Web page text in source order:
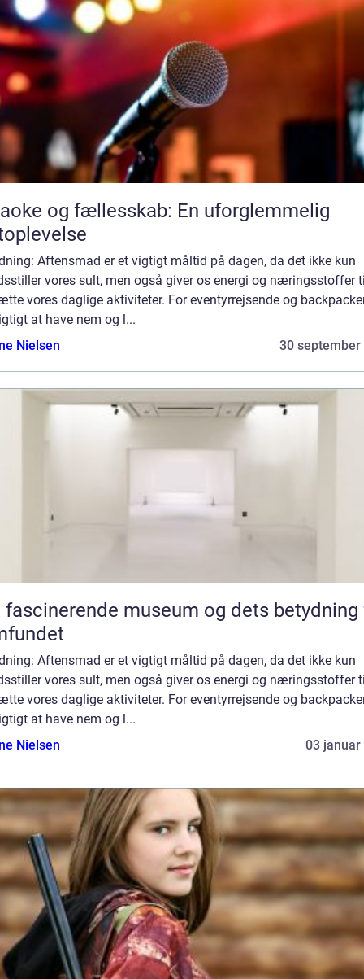
og fællesskab: En uforglemmelig
Aftensmad er et vigtigt måltid på dagen, da det ikke kun
vores sult, men også giver os energi og næringsstoffer
vores daglige aktiviteter. For eventyrrejsende og
at have nem og l...
Nielsen
30 september
fascinerende museum og dets betydning
Aftensmad er et vigtigt måltid på dagen, da det ikke kun
vores sult, men også giver os energi og næringsstoffer
vores daglige aktiviteter. For eventyrrejsende og
at have nem og l...
Nielsen
03 januar